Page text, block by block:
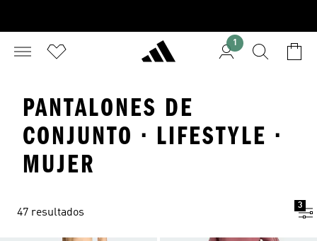
1
PANTALONES DE
CONJUNTO · LIFESTYLE ·
MUJER
47 resultados
3